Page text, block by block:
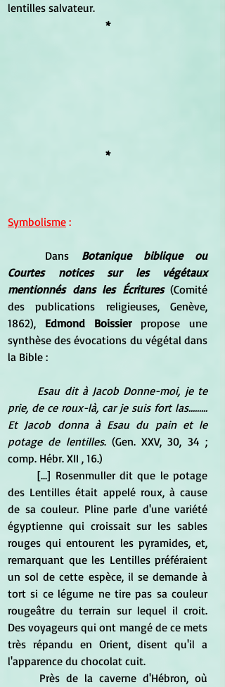
lentilles salvateur.
*
*
Symbolisme :
	Dans
Botanique biblique ou
Courtes notices sur les végétaux
mentionnés dans les Écritures (Comité
des publications religieuses, Genève,
1862), Edmond Boissier propose une
synthèse des évocations du végétal dans
la Bible :
Esau dit à Jacob Donne-moi, je te
prie, de ce roux-là, car je suis fort las.........
Et Jacob donna à Esau du pain et le
potage de lentilles. (Gen. XXV, 30, 34 ;
comp. Hébr. XII , 16.)
	[...] Rosenmuller dit que le potage
des Lentilles était appelé roux, à cause
de sa couleur. Pline parle d'une variété
égyptienne qui croissait sur les sables
rouges qui entourent les pyramides, et,
remarquant que les Lentilles préféraient
un sol de cette espèce, il se demande à
tort si ce légume ne tire pas sa couleur
rougeâtre du terrain sur lequel il croit.
Des voyageurs qui ont mangé de ce mets
très répandu en Orient, disent qu'il a
l'apparence du chocolat cuit.